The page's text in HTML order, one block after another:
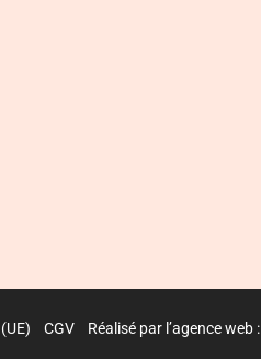
CGV Réalisé par l’agence web :